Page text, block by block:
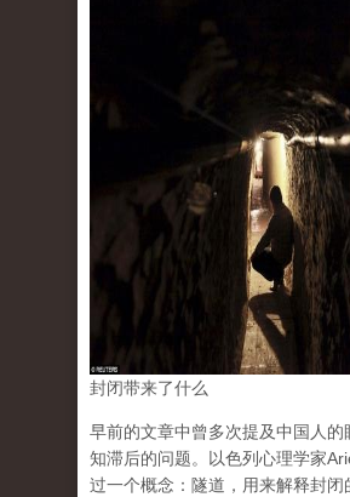
封闭带来了什么
早前的文章中曾多次提及中国人的
知滞后的问题。以色列心理学家
过一个概念：隧道，用来解释封闭